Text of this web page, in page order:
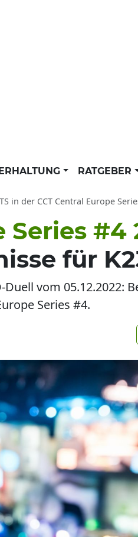
RATGEBER
der CCT Central Europe Series #4
Series #4
für
Duell vom 05.12.2022:
Series #4.